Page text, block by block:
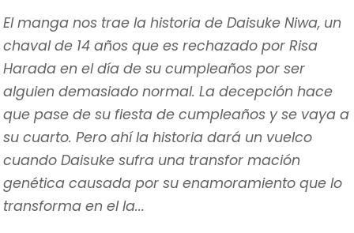
El manga nos trae la historia de Daisuke Niwa, un
chaval de 14 años que es rechazado por Risa
Harada en el día de su cumpleaños por ser
alguien demasiado normal. La decepción hace
que pase de su fiesta de cumpleaños y se vaya a
su cuarto. Pero ahí la historia dará un vuelco
cuando Daisuke sufra una transfor mación
genética causada por su enamoramiento que lo
transforma en el la...